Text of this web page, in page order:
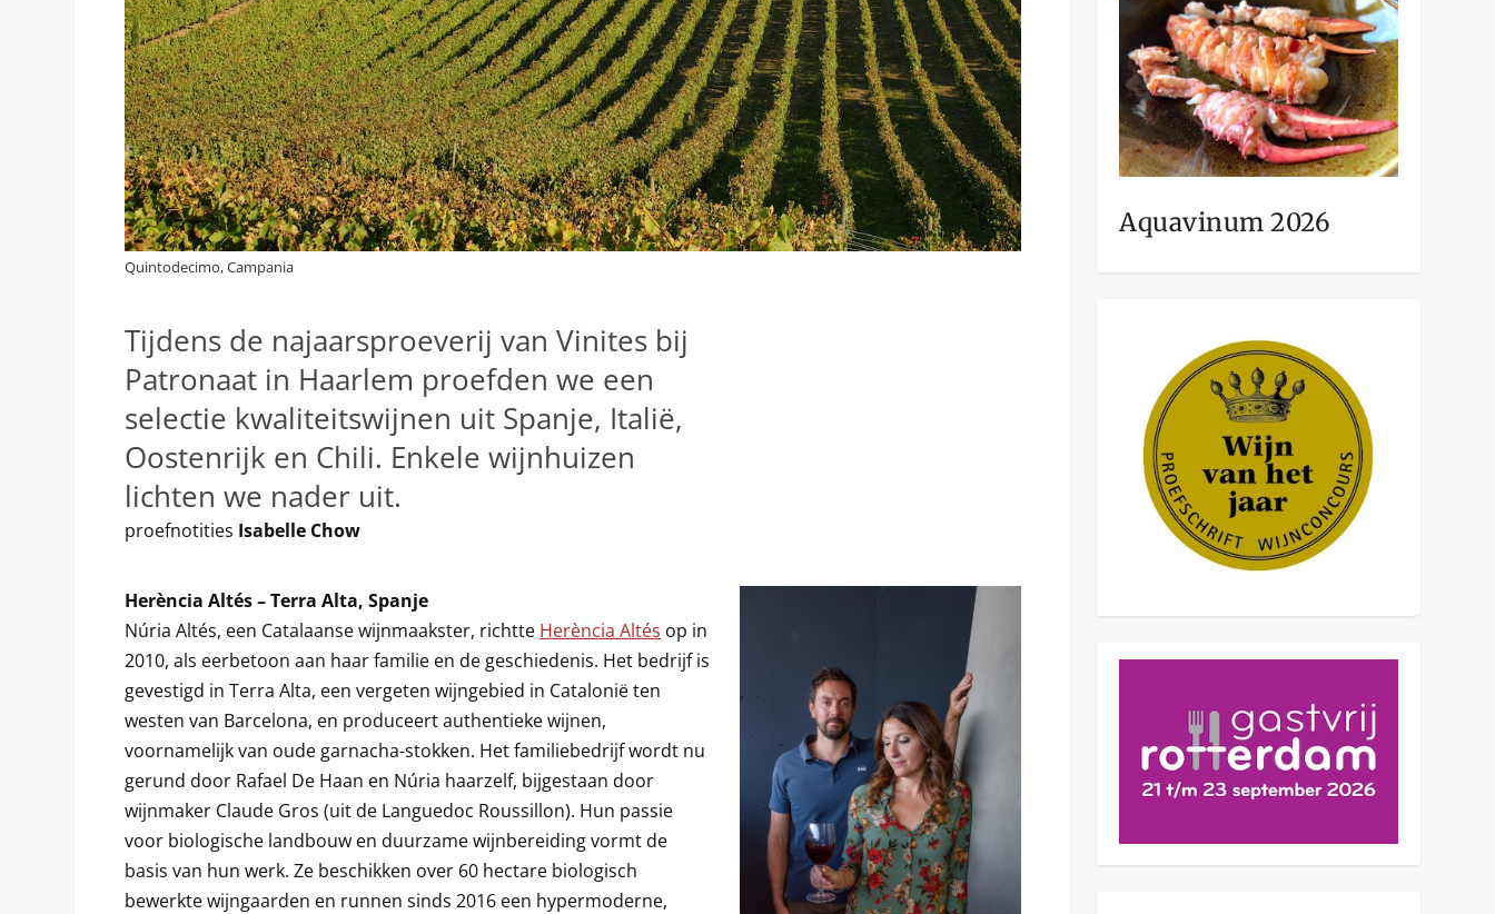
Quintodecimo, Campania
Tijdens de najaarsproeverij van Vinites bij
Patronaat in Haarlem proefden we een
selectie kwaliteitswijnen uit Spanje, Italië,
Oostenrijk en Chili. Enkele wijnhuizen
lichten we nader uit.
proefnotities Isabelle Chow
Herència Altés – Terra Alta, Spanje
Núria Altés, een Catalaanse wijnmaakster, richtte Herència Altés op in
2010, als eerbetoon aan haar familie en de geschiedenis. Het bedrijf is
gevestigd in Terra Alta, een vergeten wijngebied in Catalonië ten
westen van Barcelona, en produceert authentieke wijnen,
voornamelijk van oude garnacha-stokken. Het familiebedrijf wordt nu
gerund door Rafael De Haan en Núria haarzelf, bijgestaan door
wijnmaker Claude Gros (uit de Languedoc Roussillon). Hun passie
voor biologische landbouw en duurzame wijnbereiding vormt de
basis van hun werk. Ze beschikken over 60 hectare biologisch
bewerkte wijngaarden en runnen sinds 2016 een hypermoderne,
Aquavinum 2026